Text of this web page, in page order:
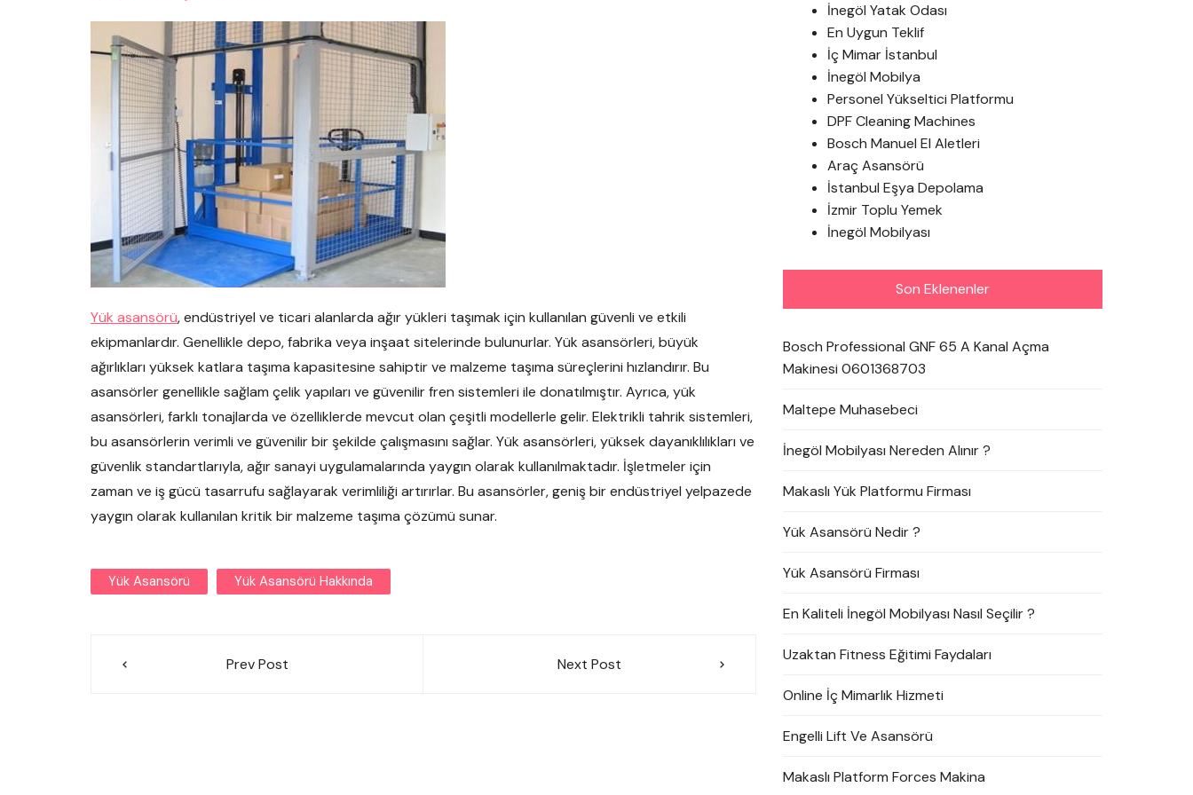
Yük asansörü, endüstriyel ve ticari alanlarda ağır yükleri taşımak için kullanılan güvenli ve etkili
ekipmanlardır. Genellikle depo, fabrika veya inşaat sitelerinde bulunurlar. Yük asansörleri, büyük
ağırlıkları yüksek katlara taşıma kapasitesine sahiptir ve malzeme taşıma süreçlerini hızlandırır. Bu
asansörler genellikle sağlam çelik yapıları ve güvenilir fren sistemleri ile donatılmıştır. Ayrıca, yük
asansörleri, farklı tonajlarda ve özelliklerde mevcut olan çeşitli modellerle gelir. Elektrikli tahrik sistemleri,
bu asansörlerin verimli ve güvenilir bir şekilde çalışmasını sağlar. Yük asansörleri, yüksek dayanıklılıkları ve
güvenlik standartlarıyla, ağır sanayi uygulamalarında yaygın olarak kullanılmaktadır. İşletmeler için
zaman ve iş gücü tasarrufu sağlayarak verimliliği artırırlar. Bu asansörler, geniş bir endüstriyel yelpazede
yaygın olarak kullanılan kritik bir malzeme taşıma çözümü sunar.
Yük Asansörü Yük Asansörü Hakkında
Prev Post Next Post
İnegöl Yatak Odası
En Uygun Teklif
İç Mimar İstanbul
İnegöl Mobilya
Personel Yükseltici Platformu
DPF Cleaning Machines
Bosch Manuel El Aletleri
Araç Asansörü
İstanbul Eşya Depolama
İzmir Toplu Yemek
İnegöl Mobilyası
Son Eklenenler
Bosch Professional GNF 65 A Kanal Açma
Makinesi 0601368703
Maltepe Muhasebeci
İnegöl Mobilyası Nereden Alınır ?
Makaslı Yük Platformu Firması
Yük Asansörü Nedir ?
Yük Asansörü Firması
En Kaliteli İnegöl Mobilyası Nasıl Seçilir ?
Uzaktan Fitness Eğitimi Faydaları
Online İç Mimarlık Hizmeti
Engelli Lift Ve Asansörü
Makaslı Platform Forces Makina